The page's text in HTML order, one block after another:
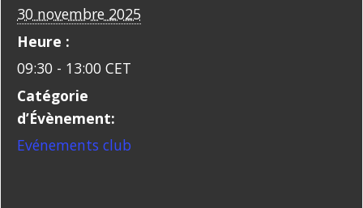
30 novembre 2025
Heure :
09:30 - 13:00 CET
Catégorie
d’Évènement:
Evénements club